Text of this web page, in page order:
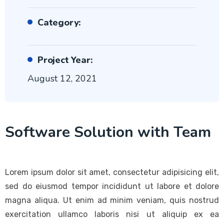
Category:
Project Year:
August 12, 2021
Software Solution with Team
Lorem ipsum dolor sit amet, consectetur adipisicing elit,
sed do eiusmod tempor incididunt ut labore et dolore
magna aliqua. Ut enim ad minim veniam, quis nostrud
exercitation ullamco laboris nisi ut aliquip ex ea